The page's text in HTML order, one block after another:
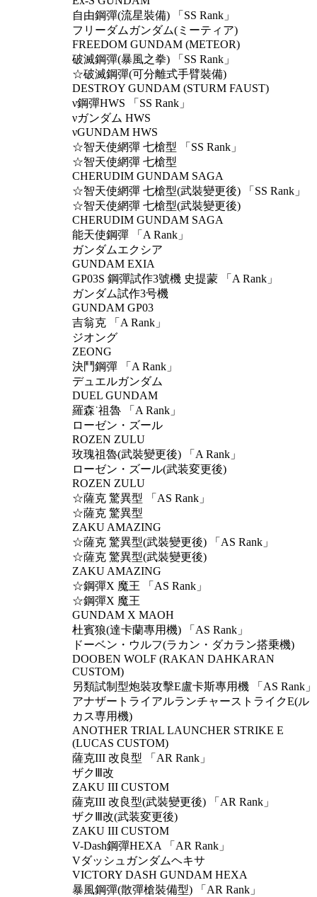
自由鋼彈(流星裝備) 「SS Rank」
フリーダムガンダム(ミーティア)
FREEDOM GUNDAM (METEOR)
破滅鋼彈(暴風之拳) 「SS Rank」
☆破滅鋼彈(可分離式手臂裝備)
DESTROY GUNDAM (STURM FAUST)
ν鋼彈HWS 「SS Rank」
νガンダム HWS
νGUNDAM HWS
☆智天使網彈 七槍型 「SS Rank」
☆智天使網彈 七槍型
CHERUDIM GUNDAM SAGA
☆智天使網彈 七槍型(武裝變更後) 「SS Rank」
☆智天使網彈 七槍型(武裝變更後)
CHERUDIM GUNDAM SAGA
能天使鋼彈 「A Rank」
ガンダムエクシア
GUNDAM EXIA
GP03S 鋼彈試作3號機 史提蒙 「A Rank」
ガンダム試作3号機
GUNDAM GP03
吉翁克 「A Rank」
ジオング
ZEONG
決鬥鋼彈 「A Rank」
デュエルガンダム
DUEL GUNDAM
羅森˙祖魯 「A Rank」
ローゼン・ズール
ROZEN ZULU
玫瑰祖魯(武裝變更後) 「A Rank」
ローゼン・ズール(武装変更後)
ROZEN ZULU
☆薩克 驚異型 「AS Rank」
☆薩克 驚異型
ZAKU AMAZING
☆薩克 驚異型(武裝變更後) 「AS Rank」
☆薩克 驚異型(武裝變更後)
ZAKU AMAZING
☆鋼彈X 魔王 「AS Rank」
☆鋼彈X 魔王
GUNDAM X MAOH
杜賓狼(達卡蘭專用機) 「AS Rank」
ドーベン・ウルフ(ラカン・ダカラン搭乗機)
DOOBEN WOLF (RAKAN DAHKARAN
CUSTOM)
另類試制型炮裝攻擊E盧卡斯專用機 「AS Rank」
アナザートライアルランチャーストライクE(ル
カス専用機)
ANOTHER TRIAL LAUNCHER STRIKE E
(LUCAS CUSTOM)
薩克III 改良型 「AR Rank」
ザクⅢ改
ZAKU III CUSTOM
薩克III 改良型(武裝變更後) 「AR Rank」
ザクⅢ改(武装変更後)
ZAKU III CUSTOM
V-Dash鋼彈HEXA 「AR Rank」
Vダッシュガンダムヘキサ
VICTORY DASH GUNDAM HEXA
暴風鋼彈(散彈槍裝備型) 「AR Rank」